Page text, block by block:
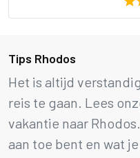
Tips Rhodos
Het is altijd
reis te gaan. Lees
vakantie naar
aan toe bent en wat